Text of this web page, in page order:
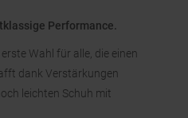
Performance.
Wahl für alle, die einen
dank Verstärkungen
leichten Schuh mit